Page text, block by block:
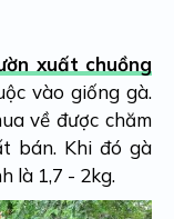
xuất chuồng
vào giống gà.
về được chăm
bán. Khi đó gà
là 1,7 - 2kg.